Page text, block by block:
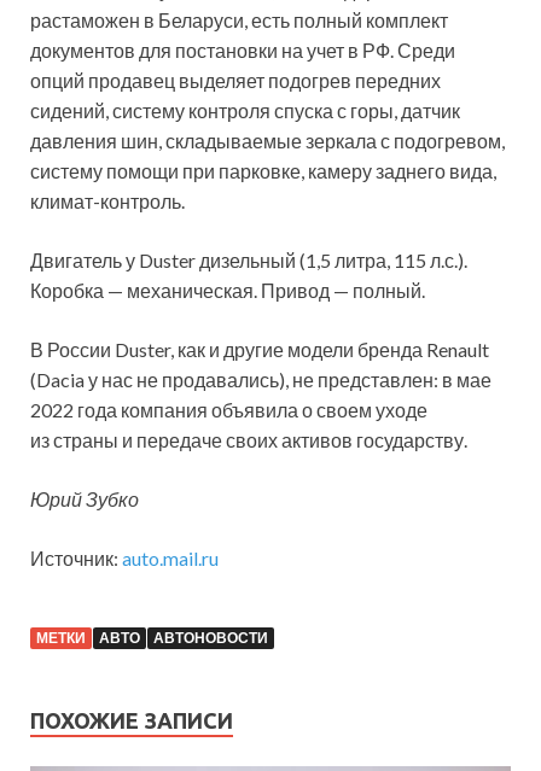
растаможен в Беларуси, есть полный комплект
документов для постановки на учет в РФ. Среди
опций продавец выделяет подогрев передних
сидений, систему контроля спуска с горы, датчик
давления шин, складываемые зеркала с подогревом,
систему помощи при парковке, камеру заднего вида,
климат-контроль.
Двигатель у Duster дизельный (1,5 литра, 115 л.с.).
Коробка — механическая. Привод — полный.
В России Duster, как и другие модели бренда Renault
(Dacia у нас не продавались), не представлен: в мае
2022 года компания объявила о своем уходе
из страны и передаче своих активов государству.
Юрий Зубко
Источник: auto.mail.ru
МЕТКИ АВТО АВТОНОВОСТИ
ПОХОЖИЕ ЗАПИСИ